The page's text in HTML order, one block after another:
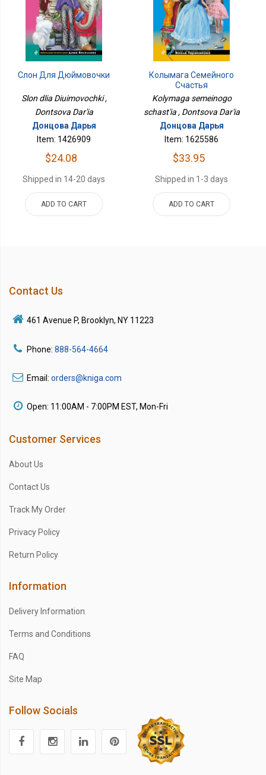
Слон Для Дюймовочки
Slon dlia Diuimovochki ,
Dontsova Dar'ia
Донцова Дарья
Item: 1426909
$24.08
Shipped in 14-20 days
ADD TO CART
Колымага Семейного
Счастья
Kolymaga semeinogo
schast'ia , Dontsova Dar'ia
Донцова Дарья
Item: 1625586
$33.95
Shipped in 1-3 days
ADD TO CART
Contact Us
461 Avenue P, Brooklyn, NY 11223
Phone: 888-564-4664
Email: orders@kniga.com
Open: 11:00AM - 7:00PM EST, Mon-Fri
Customer Services
About Us
Contact Us
Track My Order
Privacy Policy
Return Policy
Information
Delivery Information
Terms and Conditions
FAQ
Site Map
Follow Socials